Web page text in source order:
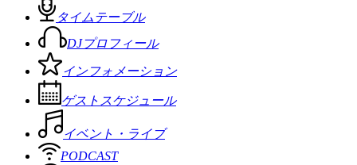
タイムテーブル
DJプロフィール
インフォメーション
ゲストスケジュール
イベント・ライブ
PODCAST